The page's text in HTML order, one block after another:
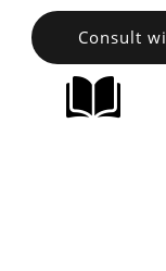
Consult